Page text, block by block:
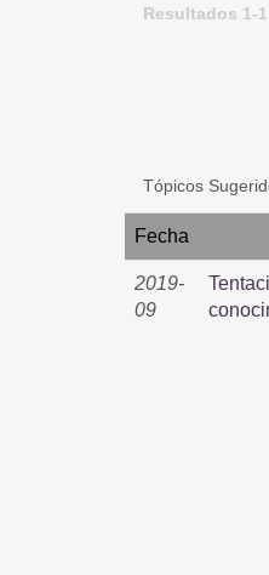
Resultados 1-
Tópicos
Fecha
2019-
09